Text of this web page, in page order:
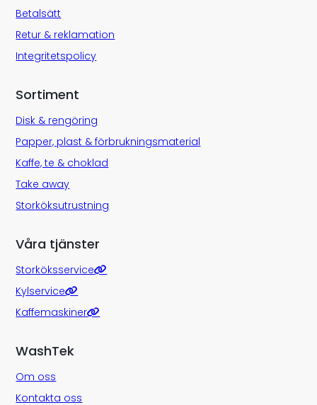
Betalsätt
Retur & reklamation
Integritetspolicy
Sortiment
Disk & rengöring
Papper, plast & förbrukningsmaterial
Kaffe, te & choklad
Take away
Storköksutrustning
Våra tjänster
Storköksservice
Kylservice
Kaffemaskiner
WashTek
Om oss
Kontakta oss